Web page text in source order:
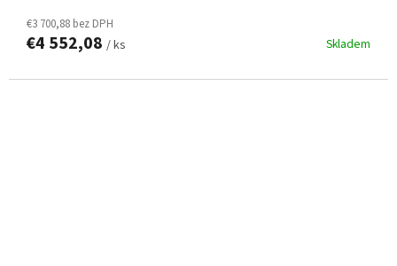
Skladem
€3 700,88 bez DPH
€4 552,08 / ks